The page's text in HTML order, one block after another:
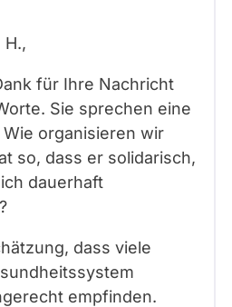
H.,
für Ihre Nachricht
Sie sprechen eine
organisieren wir
so, dass er solidarisch,
dauerhaft
dass viele
empfinden.